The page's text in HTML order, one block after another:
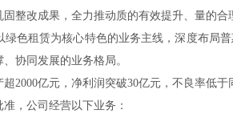
整改成果，全力推动质的有效提升、量的
租赁为核心特色的业务主线，深度布局普
协同发展的业务格局。
亿元，净利润突破30亿元，不良率低于
，公司经营以下业务：